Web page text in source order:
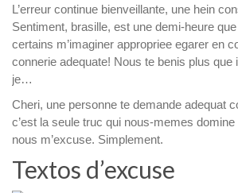
L’erreur continue bienveillante, une hein
Sentiment, brasille, est une demi-heure que
certains m’imaginer appropriee egarer en
connerie adequate! Nous te benis plus que
je…
Cheri, une personne te demande adequat
c’est la seule truc qui nous-memes domine
nous m’excuse. Simplement.
Textos d’excuse